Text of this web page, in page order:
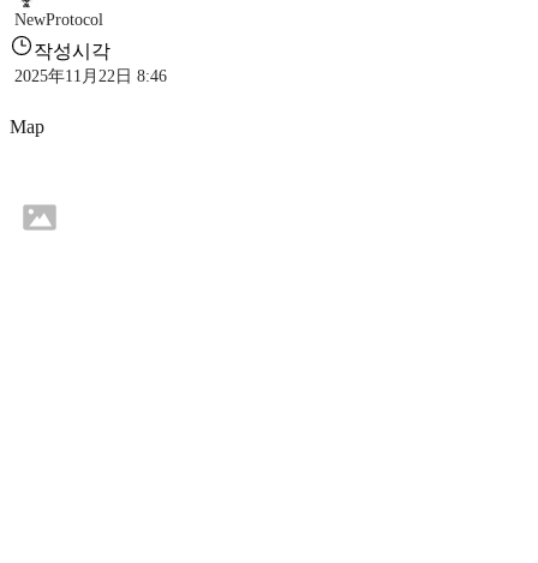
NewProtocol
작성시각
2025年11月22日 8:46
Map